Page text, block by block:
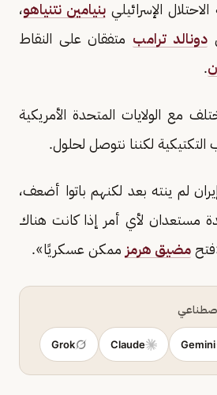
الإسرائيلي بنيامين نتنياهو،
دونالد ترامب متفقان على النقاط
.
مع الولايات المتحدة الأمريكية
التكتيكية لكننا نتوصل لحلول.
لم ينته بعد لكنهم باتوا أضعف،
مستعدان لأي أمر إذا كانت هناك
مضيق هرمز ممكن عسكريًا».
Gemini
Claude
Grok